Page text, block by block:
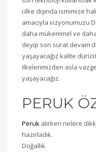
ülke dışında ismimize
amacıyla vizyonumuzu
daha mükemmel ve
deyip son sürat devam
yaşayacağız kalite
ilkelerimizden asla
yaşayacağız.
PERUK
Peruk alırken nelere
hazırladık.
Doğallık